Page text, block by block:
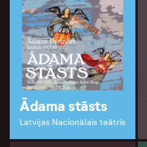
Ādama stāsts
Latvijas Nacionālais teātris